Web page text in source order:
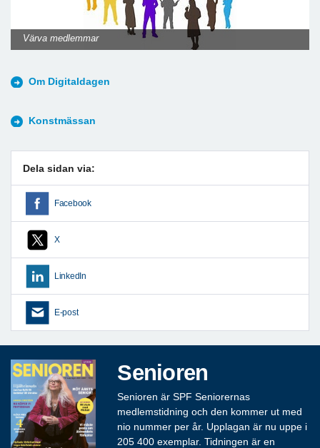
Värva medlemmar
Om Digitaldagen
Konstmässan
Dela sidan via:
Facebook
X
LinkedIn
E-post
Senioren
Senioren är SPF Seniorernas
medlemstidning och den kommer ut med
nio nummer per år. Upplagan är nu uppe i
205 400 exemplar. Tidningen är en